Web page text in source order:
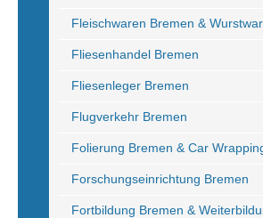
Fleischwaren Bremen &
Fliesenhandel Bremen
Fliesenleger Bremen
Flugverkehr Bremen
Folierung Bremen & Car
Forschungseinrichtung Bremen
Fortbildung Bremen &